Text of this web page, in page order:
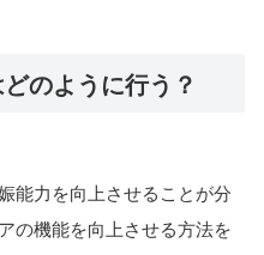
のように行う？
能力を向上させることが分
の機能を向上させる方法を